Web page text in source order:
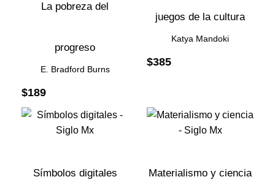
La pobreza del
progreso
E. Bradford Burns
$189
juegos de la cultura
Katya Mandoki
$385
Símbolos digitales Materialismo y ciencia